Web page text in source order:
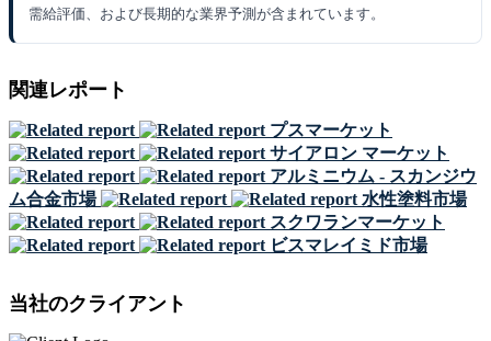
需給評価、および長期的な業界予測が含まれています。
関連レポート
プスマーケット
サイアロン マーケット
アルミニウム - スカンジウ
ム合金市場
水性塗料市場
スクワランマーケット
ビスマレイミド市場
当社のクライアント